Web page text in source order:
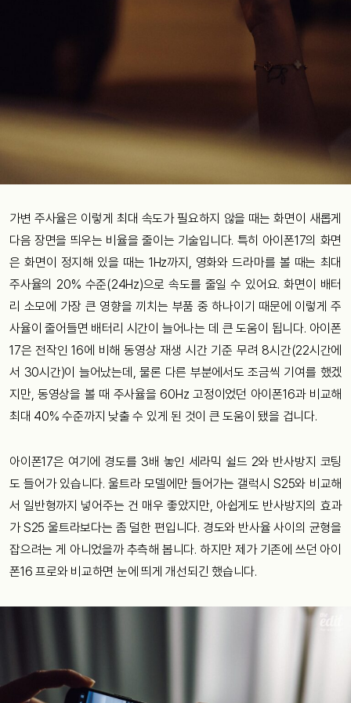
가변 주사율은 이렇게 최대 속도가 필요하지 않을 때는 화면이 새롭게
다음 장면을 띄우는 비율을 줄이는 기술입니다. 특히 아이폰17의 화면
은 화면이 정지해 있을 때는 1Hz까지, 영화와 드라마를 볼 때는 최대
주사율의 20% 수준(24Hz)으로 속도를 줄일 수 있어요. 화면이 배터
리 소모에 가장 큰 영향을 끼치는 부품 중 하나이기 때문에 이렇게 주
사율이 줄어들면 배터리 시간이 늘어나는 데 큰 도움이 됩니다. 아이폰
17은 전작인 16에 비해 동영상 재생 시간 기준 무려 8시간(22시간에
서 30시간)이 늘어났는데, 물론 다른 부분에서도 조금씩 기여를 했겠
지만, 동영상을 볼 때 주사율을 60Hz 고정이었던 아이폰16과 비교해
최대 40% 수준까지 낮출 수 있게 된 것이 큰 도움이 됐을 겁니다.
아이폰17은 여기에 경도를 3배 놓인 세라믹 쉴드 2와 반사방지 코팅
도 들어가 있습니다. 울트라 모델에만 들어가는 갤럭시 S25와 비교해
서 일반형까지 넣어주는 건 매우 좋았지만, 아쉽게도 반사방지의 효과
가 S25 울트라보다는 좀 덜한 편입니다. 경도와 반사율 사이의 균형을
잡으려는 게 아니었을까 추측해 봅니다. 하지만 제가 기존에 쓰던 아이
폰16 프로와 비교하면 눈에 띄게 개선되긴 했습니다.